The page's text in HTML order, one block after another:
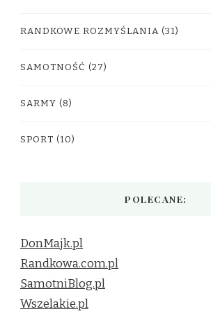
RANDKOWE ROZMYŚLANIA (31)
SAMOTNOŚĆ (27)
SARMY (8)
SPORT (10)
POLECANE:
DonMajk.pl
Randkowa.com.pl
SamotniBlog.pl
Wszelakie.pl